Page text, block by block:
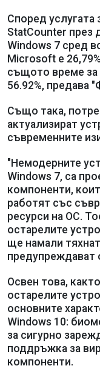
Според услугата
StatCounter през
Windows 7 сред
Microsoft е
същото време за
56.92%, предава
Също така,
актуализират
съвременните
"Немодерните
Windows 7, са
компоненти,
работят със
ресурси на ОС.
остарелите
ще намали
предупреждават
Освен това,
остарелите
основните
Windows 10:
за сигурно
поддръжка за
компоненти.